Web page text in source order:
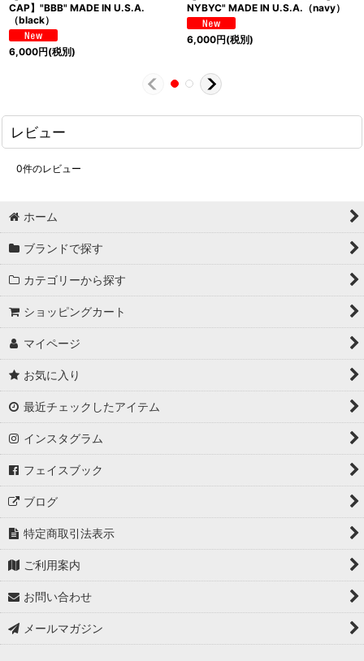
CAP】"BBB" MADE IN U.S.A.
（black）
6,000円(税別)
NYBYC" MADE IN U.S.A.（navy）
6,000円(税別)
レビュー
0件のレビュー
ホーム
ブランドで探す
カテゴリーから探す
ショッピングカート
マイページ
お気に入り
最近チェックしたアイテム
インスタグラム
フェイスブック
ブログ
特定商取引法表示
ご利用案内
お問い合わせ
メールマガジン